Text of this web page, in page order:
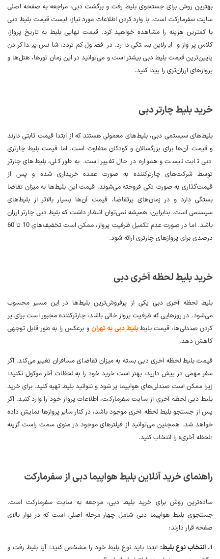
بهترین روش برای جستجوی بلیط رفت و برگشت دبی، مراجعه به صفحه اصلی
سایت سفرمارکت است. با وارد کردن اطلاعات مورد نیاز، لیست قیمت بلیط دبی
با کمترین هزینه را مشاهده خواهید کرد. قیمت نهایی بلیط به تاریخ پرواز،
کلاس پرواز و ایرلاین بستگی دارد. در فصول کم‌تردد، شانس پیدا کردن
پایین‌ترین قیمت بلیط دبی بیشتر است و می‌توانید در این زمان تورها، هتل‌ها و
پروازهای ارزان‌تری را پیدا کنید.
خرید بلیط چارتر دبی
بلیط‌های سیستمی دبی، بلیط‌های معمولی هستند که از ابتدا قیمت ثابتی دارند
و قیمت آن‌ها برای بزرگسالان و کودکان متفاوت است. اما قیمت بلیط چارتری
دبی ثابت نیست و همواره در حال تغییر است. به طور کلی، بلیط‌های چارتر
توسط شرکت‌های چارترکننده به صورت عمده خریداری شده و پس از
قیمت‌گذاری به صورت تکی فروخته می‌شوند. قیمت این بلیط‌ها به میزان تقاضا
بستگی دارد و در زمان‌های پرتقاضا، قیمت آن‌ها بسیار بالاتر از بلیط‌های
سیستمی است. بنابراین، همیشه نمی‌توان انتظار داشت که بلیط دبی چارتر ارزان
باشد. اما در صورت عدم تکمیل ظرفیت پرواز، ممکن است تخفیف‌های 10 تا 60
درصدی برای پروازهای چارتری ارائه شود.
خرید بلیط لحظه آخری دبی
بلیط لحظه آخری دبی یکی از پرفروش‌ترین بلیط‌ها در این مسیر محسوب
می‌شود. در روزهایی که ظرفیت پرواز خالی باشد، چارترکننده مجبور است برای پر
کردن صندلی‌ها، قیمت بلیط بلیط دبی به تهران و برعکس را به طور قابل توجهی
کاهش دهد.
قیمت بلیط لحظه آخری دبی بسته به میزان تقاضای مسافران تغییر می‌کند. اگر
سفر مهمی در پیش دارید، بهتر است خرید خود را به لحظات آخر موکول نکنید؛
زیرا ممکن است صندلی‌های هواپیما پر شود و نتوانید بلیط تهیه کنید. برای خرید
بلیط دبی لحظه آخری از سایت سفرمارکت، اطلاعات پرواز خود را وارد کنید. اگر
پس از جستجو بلیط لحظه آخری موجود باشد، در کنار سایر پروازها نمایش داده
خواهد شد. همچنین می‌توانید از فیلترهای موجود در منوی سمت راست گزینه
«لحظه آخری» را انتخاب کنید.
راهنمای خرید آنلاین بلیط هواپیما دبی از سفرمارکت
ساده‌ترین روش برای خرید بلیط دبی، مراجعه به سایت سفرمارکت است.
جستجوی بلیط هواپیما دبی شامل چهار مرحله اصلی است که در نوار بالای
صفحه قرار دارند:
۱. انتخاب نوع بلیط:
ابتدا باید نوع بلیط خود را مشخص کنید؛ آیا بلیط رفت و